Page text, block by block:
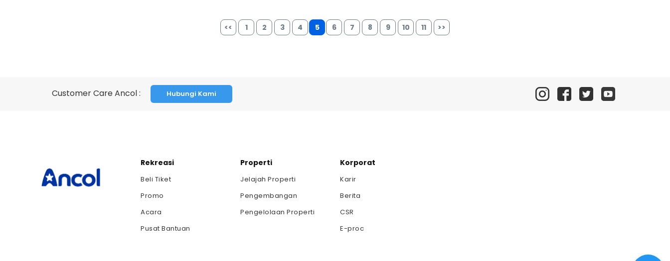
<< 1 2 3 4 5 6 7 8 9 10 11 >>
Customer Care Ancol : Hubungi Kami
Rekreasi
Beli Tiket
Promo
Acara
Pusat Bantuan
Properti
Jelajah Properti
Pengembangan
Pengelolaan Properti
Korporat
Karir
Berita
CSR
E-proc